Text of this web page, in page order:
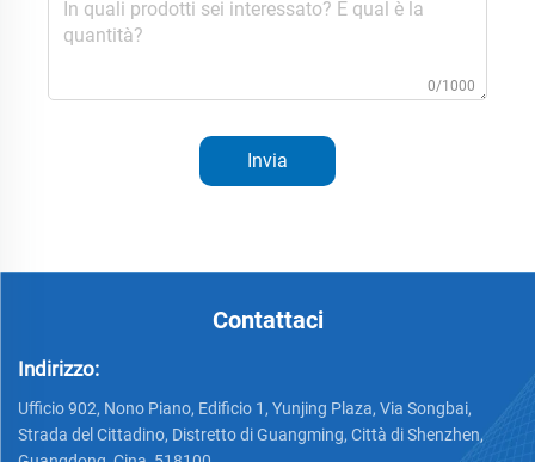
0/1000
Invia
Contattaci
Indirizzo:
Ufficio 902, Nono Piano, Edificio 1, Yunjing Plaza, Via Songbai,
Strada del Cittadino, Distretto di Guangming, Città di Shenzhen,